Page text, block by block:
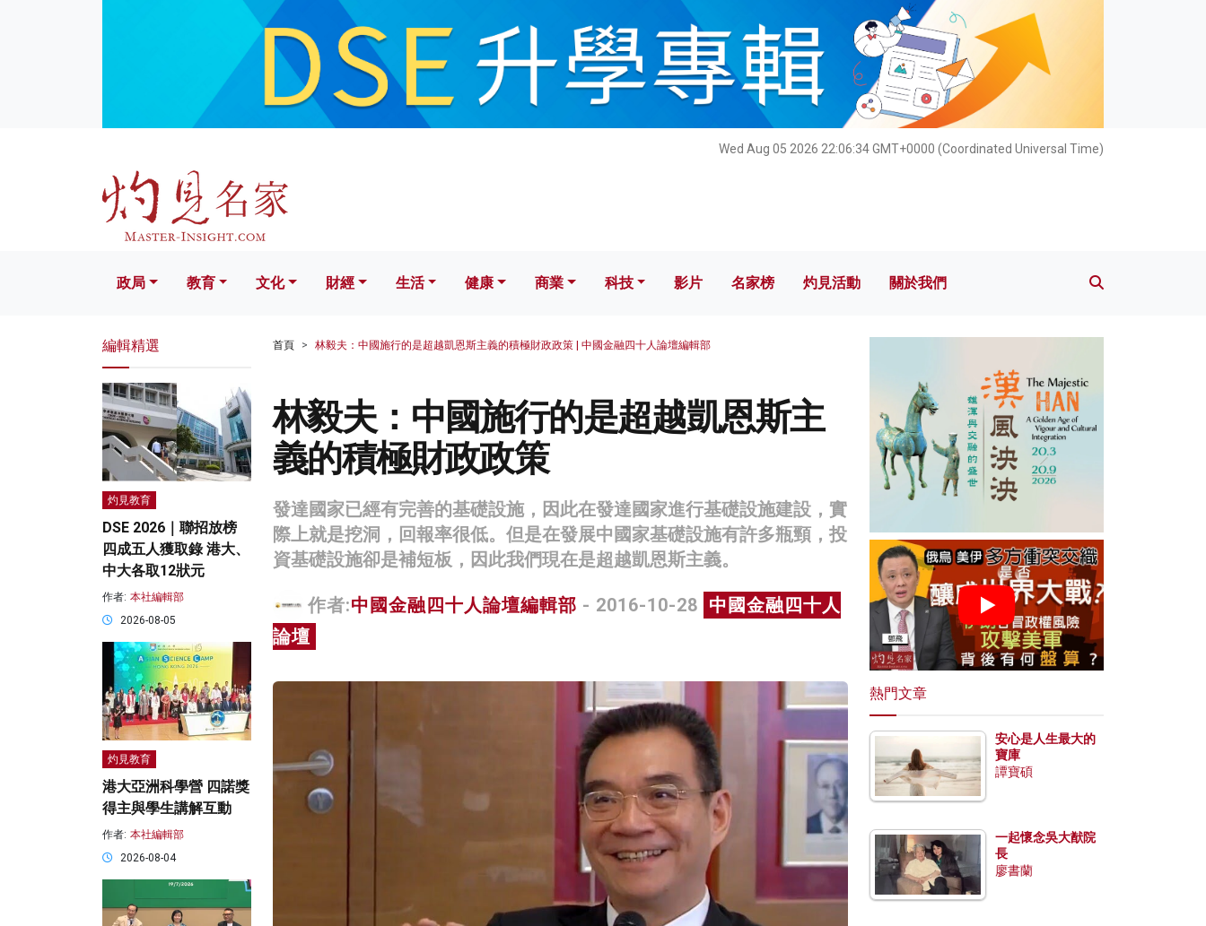
Wed Aug 05 2026 22:06:35 GMT+0000 (Coordinated Universal Time)
文化 財經 生活 健康 科技 影片 名家榜 灼見活動 關於我們
政局 教育 文化 財經 生活 健康 商業 科技 影片 名家榜 灼見活動 關於我們
首頁 林毅夫：中國施行的是超越凱恩斯主義的積極財政政策 | 中國金融四十人論壇編輯部
林毅夫：中國施行的是超越凱恩斯主
義的積極財政政策
發達國家已經有完善的基礎設施，因此在發達國家進行基礎設施建設，實
際上就是挖洞，回報率很低。但是在發展中國家基礎設施有許多瓶頸，投
資基礎設施卻是補短板，因此我們現在是超越凱恩斯主義。
作者:中國金融四十人論壇編輯部 - 2016-10-28 中國金融四十人
論壇
編輯精選
灼見教育
DSE 2026｜聯招放榜
四成五人獲取錄 港大、
中大各取12狀元
作者: 本社編輯部
2026-08-05
灼見教育
港大亞洲科學營 四諾獎
得主與學生講解互動
作者: 本社編輯部
2026-08-04
熱門文章
安心是人生最大的
寶庫
譚寶碩
一起懷念吳大猷院
長
廖書蘭